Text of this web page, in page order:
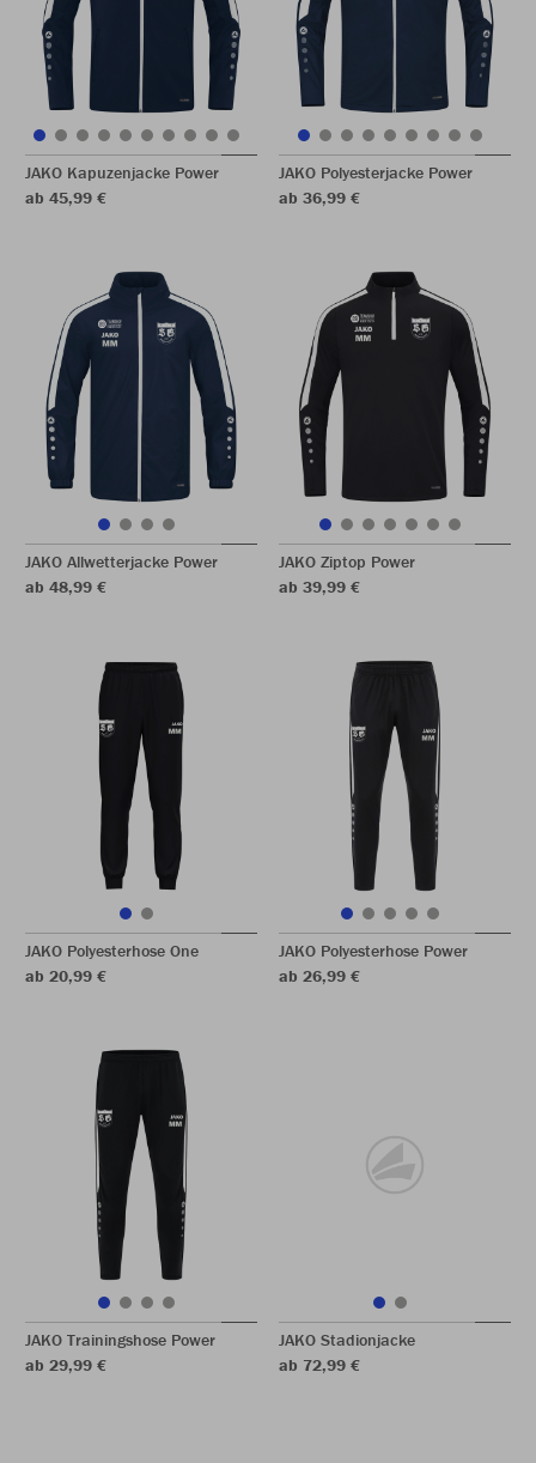
JAKO Kapuzenjacke Power
ab 45,99 €
JAKO Polyesterjacke Power
ab 36,99 €
JAKO Allwetterjacke Power
ab 48,99 €
JAKO Ziptop Power
ab 39,99 €
JAKO Polyesterhose One
ab 20,99 €
JAKO Polyesterhose Power
ab 26,99 €
JAKO Trainingshose Power
ab 29,99 €
JAKO Stadionjacke
ab 72,99 €